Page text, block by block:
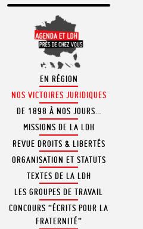
EN RÉGION
NOS VICTOIRES JURIDIQUES
DE 1898 À NOS JOURS…
MISSIONS DE LA LDH
REVUE DROITS & LIBERTÉS
ORGANISATION ET STATUTS
TEXTES DE LA LDH
LES GROUPES DE TRAVAIL
CONCOURS “ÉCRITS POUR LA
FRATERNITÉ”